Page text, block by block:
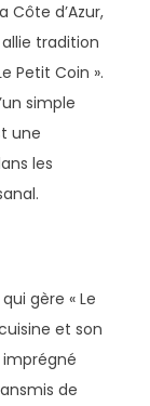
Côte d’Azur,
tradition
Petit Coin ».
simple
une
les
gère « Le
et son
imprégné
de